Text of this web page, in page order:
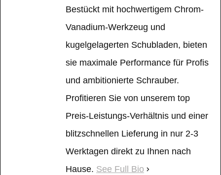
Bestückt mit hochwertigem Chrom-
Vanadium-Werkzeug und
kugelgelagerten Schubladen, bieten
sie maximale Performance für Profis
und ambitionierte Schrauber.
Profitieren Sie von unserem top
Preis-Leistungs-Verhältnis und einer
blitzschnellen Lieferung in nur 2-3
Werktagen direkt zu Ihnen nach
Hause. See Full Bio